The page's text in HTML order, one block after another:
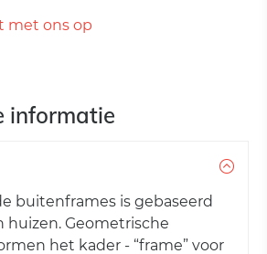
met ons op
informatie
buitenframes is gebaseerd
huizen. Geometrische
het kader - “frame” voor